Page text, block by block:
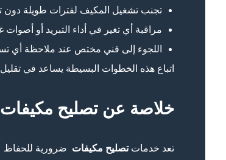
تجنب تشغيل المكيف لفترات طويلة دون
مراقبة أي تغير في أداء التبريد أو أصوات
اللجوء إلى فني مختص عند ملاحظة أي
اتباع هذه الخطوات البسيطة يساعد في
خلاصة عن تصليح مكيفات
تعد خدماتتصليح مكيفات ضرورية للحفاظ